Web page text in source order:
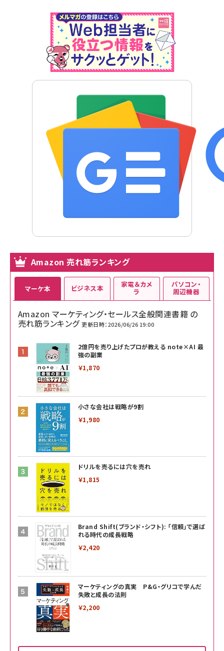
Amazon 売れ筋ランキング
マーケ本
Amazon マーケティング・セールス全般関連書籍 の
売れ筋ランキング 更新日時：2026/06/26 19:00
2億円を売り上げたプロが教える note×AI 最
強の副業
￥1,870
小さな会社は戦略が9割
￥1,980
ドリルを売るには穴を売れ
￥1,815
Brand Shift(ブランド・シフト): 「信頼」で選ば
れる時代の成長戦略
￥2,420
マーケティングの真実 P&G・グリコで学んだ
失敗と成長の法則
￥2,200
ビジネス本 家電＆カメ
ラ
パソコン・
周辺機器